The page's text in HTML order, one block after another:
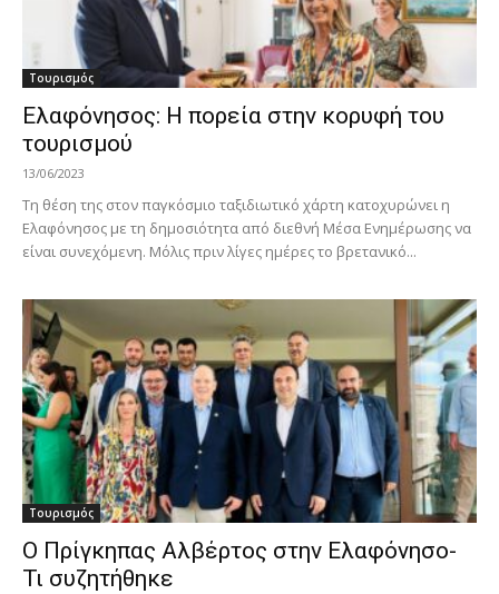
Τουρισμός
Ελαφόνησος: Η πορεία στην κορυφή του
τουρισμού
13/06/2023
Τη θέση της στον παγκόσμιο ταξιδιωτικό χάρτη κατοχυρώνει η
Ελαφόνησος με τη δημοσιότητα από διεθνή Μέσα Ενημέρωσης να
είναι συνεχόμενη. Μόλις πριν λίγες ημέρες το βρετανικό...
Τουρισμός
Ο Πρίγκηπας Αλβέρτος στην Ελαφόνησο-
Τι συζητήθηκε